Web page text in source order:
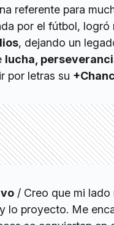
referente para
por el fútbol, logró
, dejando un
lucha,
por letras su
/ Creo que mi
lo proyecto. Me